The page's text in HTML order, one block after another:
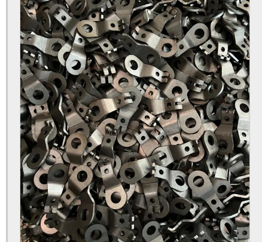
Pintura eletrostática a pó valor
Pintura eletrostática em sc
Pintura eletrostática para empresas
Pintura eletrostática para indústria
Pintura eletrostática para metais industriais
Pintura epóxi a pó
Pintura epóxi a pó em sc
Pintura epóxi em alumínio
Pintura epóxi em ferro
Pintura epóxi em metal
Pintura epóxi orçamento